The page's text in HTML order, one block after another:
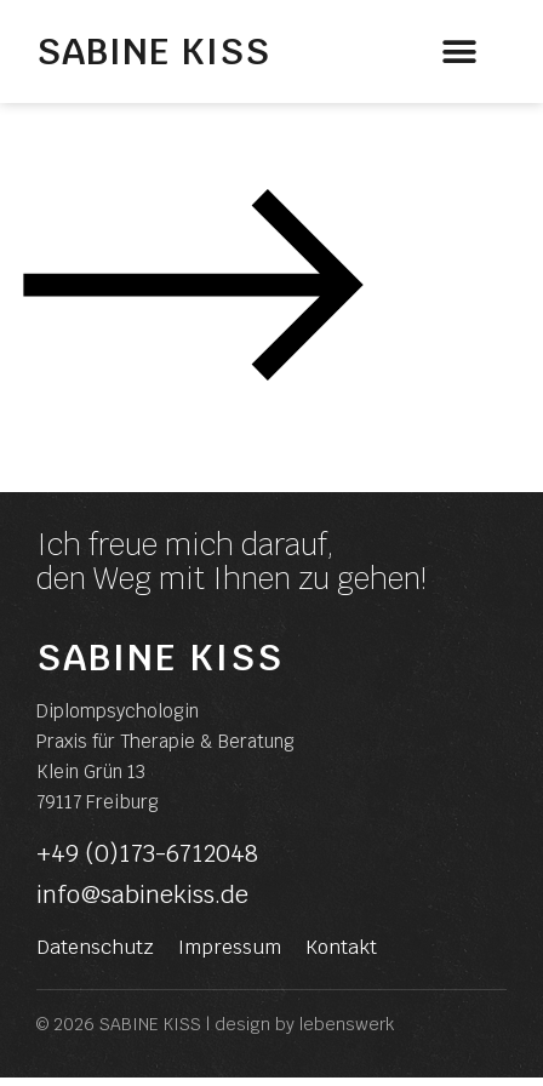
SABINE KISS
Ich freue mich darauf,
den Weg mit Ihnen zu gehen!
SABINE KISS
Diplompsychologin
Praxis für Therapie & Beratung
Klein Grün 13
79117 Freiburg
+49 (0)173-6712048
info@sabinekiss.de
Datenschutz Impressum Kontakt
© 2026 SABINE KISS | design by lebenswerk